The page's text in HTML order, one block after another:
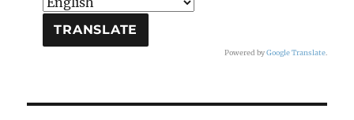
Powered byGoogle Translate.